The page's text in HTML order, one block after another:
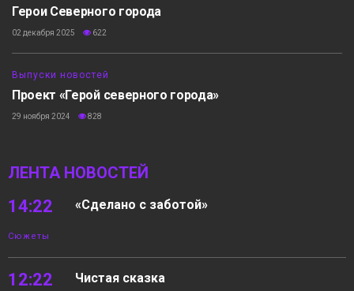
Герои Северного города
02 декабря 2025 622
Выпуски новостей
Проект «Герой северного города»
29 ноября 2024 828
ЛЕНТА НОВОСТЕЙ
14:22
Сюжеты
«Сделано с заботой»
12:22 Чистая сказка